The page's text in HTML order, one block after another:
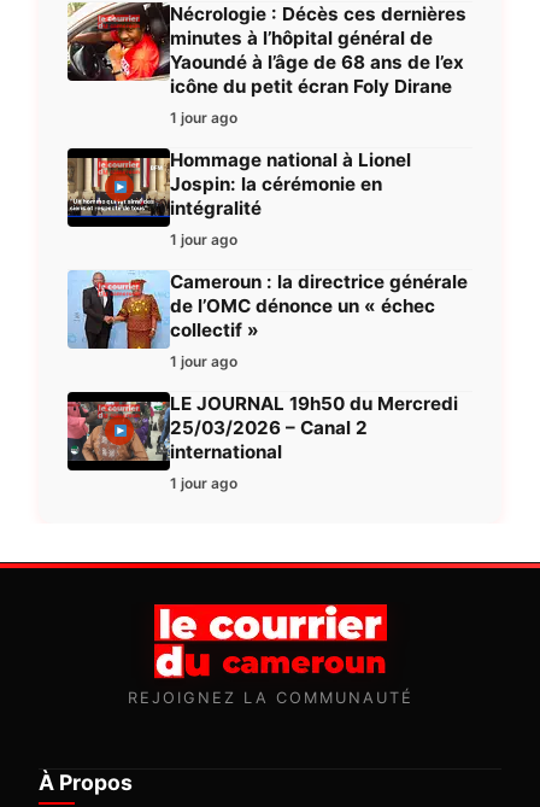
Nécrologie : Décès ces dernières
minutes à l’hôpital général de
Yaoundé à l’âge de 68 ans de l’ex
icône du petit écran Foly Dirane
1 jour ago
Hommage national à Lionel
Jospin: la cérémonie en
intégralité
1 jour ago
Cameroun : la directrice générale
de l’OMC dénonce un « échec
collectif »
1 jour ago
LE JOURNAL 19h50 du Mercredi
25/03/2026 – Canal 2
international
1 jour ago
REJOIGNEZ LA COMMUNAUTÉ
À Propos